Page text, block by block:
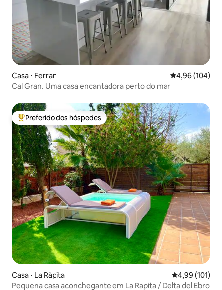
Casa ⋅ Ferran 4,96 de uma
4,96 (104)
Cal Gran. Uma casa encantadora perto do mar
Entre os melhores preferidos dos hóspedes
Preferido dos hóspedes
Casa ⋅ La Ràpita 4,99 de uma
4,99 (101)
Pequena casa aconchegante em La Rapita / Delta del Ebro